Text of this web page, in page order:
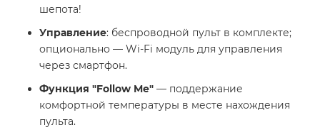
шепота!
Управление: беспроводной пульт в комплекте;
опционально — Wi-Fi модуль для управления
через смартфон.
Функция "Follow Me" — поддержание
комфортной температуры в месте нахождения
пульта.